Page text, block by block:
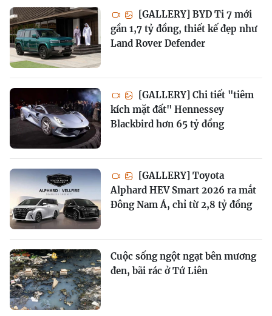
[GALLERY] BYD Ti 7 mới
gần 1,7 tỷ đồng, thiết kế đẹp như
Land Rover Defender
[GALLERY] Chi tiết "tiêm
kích mặt đất" Hennessey
Blackbird hơn 65 tỷ đồng
[GALLERY] Toyota
Alphard HEV Smart 2026 ra mắt
Đông Nam Á, chỉ từ 2,8 tỷ đồng
Cuộc sống ngột ngạt bên mương
đen, bãi rác ở Tứ Liên